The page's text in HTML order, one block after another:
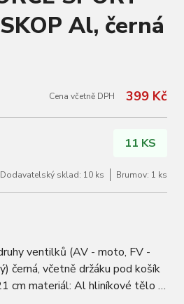
Al, černá
Cena včetně DPH 399 Kč
11 KS
Dodavatelský sklad: 10 ks Brumov: 1 ks
ventilků (AV - moto, FV -
černá, včetně držáku pod košík
cm materiál: Al hliníkové tělo i